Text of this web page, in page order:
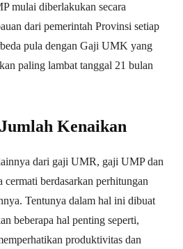
mulai diberlakukan secara
dari pemerintah Provinsi setiap
pula dengan Gaji UMK yang
paling lambat tanggal 21 bulan
Kenaikan
dari gaji UMR, gaji UMP dan
berdasarkan perhitungan
Tentunya dalam hal ini dibuat
beberapa hal penting seperti,
produktivitas dan